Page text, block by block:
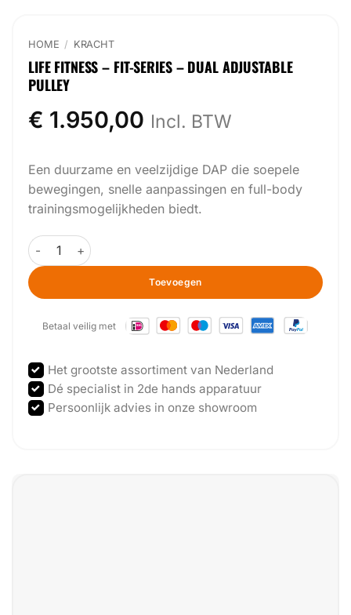
HOME / KRACHT
LIFE FITNESS – FIT-SERIES – DUAL ADJUSTABLE
PULLEY
€ 1.950,00 Incl. BTW
Een duurzame en veelzijdige DAP die soepele
bewegingen, snelle aanpassingen en full-body
trainingsmogelijkheden biedt.
Life Fitness - Fit-Series - Dual Adjustable Pulley aantal
Toevoegen
Betaal veilig met
Het grootste assortiment van Nederland
Dé specialist in 2de hands apparatuur
Persoonlijk advies in onze showroom